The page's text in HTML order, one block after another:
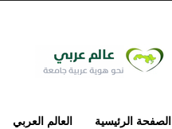
الصفحة الرئيسية العالم العربي